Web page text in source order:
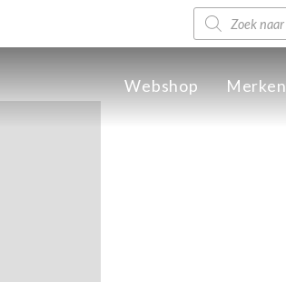
Producten
zoeken
Webshop Merken